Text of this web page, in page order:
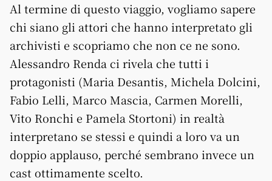
Al termine di questo viaggio, vogliamo sapere
chi siano gli attori che hanno interpretato gli
archivisti e scopriamo che non ce ne sono.
Alessandro Renda ci rivela che tutti i
protagonisti (Maria Desantis, Michela Dolcini,
Fabio Lelli, Marco Mascia, Carmen Morelli,
Vito Ronchi e Pamela Stortoni) in realtà
interpretano se stessi e quindi a loro va un
doppio applauso, perché sembrano invece un
cast ottimamente scelto.